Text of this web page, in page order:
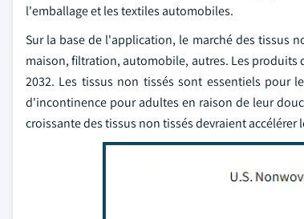
l'emballage et les textiles automobiles.
Sur la base de l'application, le marché des tissus
maison, filtration, automobile, autres. Les produits
2032. Les tissus non tissés sont essentiels pour
d'incontinence pour adultes en raison de leur
croissante des tissus non tissés devraient accélérer